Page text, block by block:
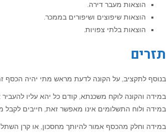
הוצאות מעבר דירה.
הוצאות שיפוצים ושיפורים בממכר.
הוצאות בלתי צפויות.
תזרים
בנוסף לתקציב, על הקונה לדעת מראש מתי יהיה הכסף
במידה והקונה לוקח משכנתא, קודם כל יהא עליו
במידה ולוח התשלומים אינו מאפשר זאת, חייבים לקבל
במידה וחלק מהכסף אמור להיותך מחסכון, או קרן